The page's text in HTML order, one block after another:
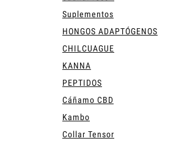
Suplementos
HONGOS ADAPTÓGENOS
CHILCUAGUE
KANNA
PEPTIDOS
Cáñamo CBD
Kambo
Collar Tensor